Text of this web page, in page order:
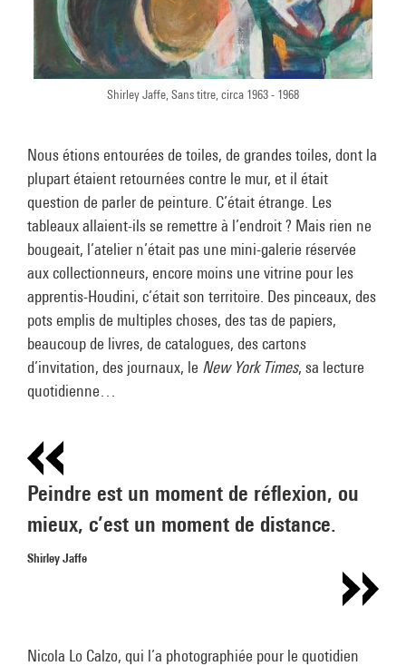
Shirley Jaffe, Sans titre, circa 1963 - 1968
Nous étions entourées de toiles, de grandes toiles, dont la
plupart étaient retournées contre le mur, et il était
question de parler de peinture. C’était étrange. Les
tableaux allaient-ils se remettre à l’endroit ? Mais rien ne
bougeait, l’atelier n’était pas une mini-galerie réservée
aux collectionneurs, encore moins une vitrine pour les
apprentis-Houdini, c’était son territoire. Des pinceaux, des
pots emplis de multiples choses, des tas de papiers,
beaucoup de livres, de catalogues, des cartons
d’invitation, des journaux, le New York Times, sa lecture
quotidienne…
Peindre est un moment de réflexion, ou
mieux, c’est un moment de distance.
Shirley Jaffe
Nicola Lo Calzo, qui l’a photographiée pour le quotidien